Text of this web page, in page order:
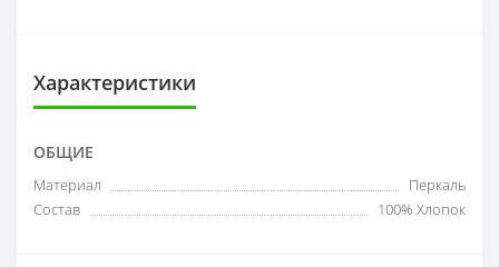
Характеристики
ОБЩИЕ
Материал
Перкаль
Состав
100% Хлопок